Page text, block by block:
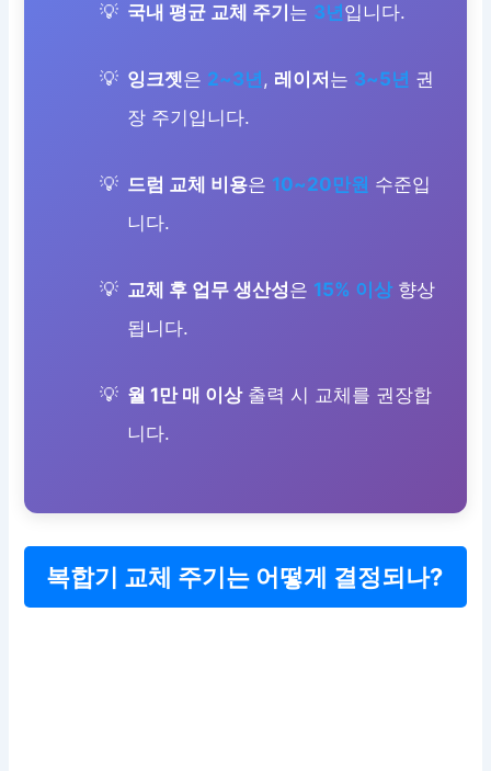
국내 평균 교체 주기 는 3년입니다.
잉크젯은 2~3년, 레이저 는 3~5년 권
장 주기입니다.
드럼 교체 비용은 10~20만원 수준입
니다.
교체 후 업무 생산성은 15% 이상 향상
됩니다.
월 1만 매 이상출력 시 교체를 권장합
니다.
복합기 교체 주기는 어떻게 결정되나?